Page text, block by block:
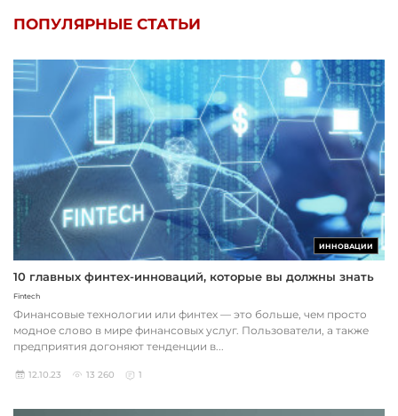
ПОПУЛЯРНЫЕ СТАТЬИ
ИННОВАЦИИ
10 главных финтех-инноваций, которые вы должны знать
Fintech
Финансовые технологии или финтех — это больше, чем просто
модное слово в мире финансовых услуг. Пользователи, а также
предприятия догоняют тенденции в...
12.10.23 13 260 1